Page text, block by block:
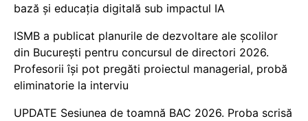
bază și educația digitală sub impactul IA
ISMB a publicat planurile de dezvoltare ale școlilor
din București pentru concursul de directori 2026.
Profesorii își pot pregăti proiectul managerial, probă
eliminatorie la interviu
UPDATE Sesiunea de toamnă BAC 2026. Proba scrisă